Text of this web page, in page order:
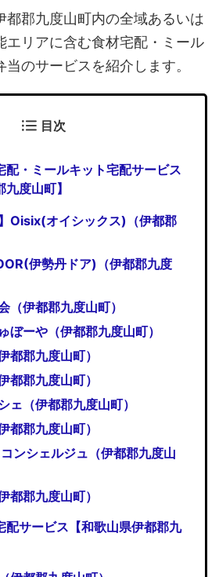
都郡九度山町内の全域あるいは
エリアに含む食材宅配・ミール
のサービスを紹介します。
目次
配・ミールキット宅配サービス
九度山町】
】Oisix(オイシックス)（伊都郡
伊勢丹ドア)（伊都郡九度
（伊都郡九度山町）
ぼーや（伊都郡九度山町）
都郡九度山町）
都郡九度山町）
ェ（伊都郡九度山町）
都郡九度山町）
ンシェルジュ（伊都郡九度山
都郡九度山町）
配サービス【和歌山県伊都郡九